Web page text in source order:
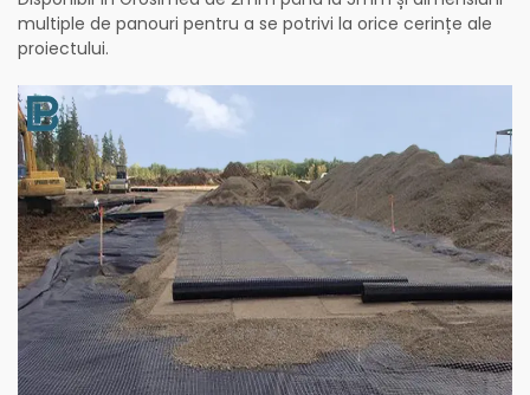
multiple de panouri pentru a se potrivi la orice cerințe ale
proiectului.